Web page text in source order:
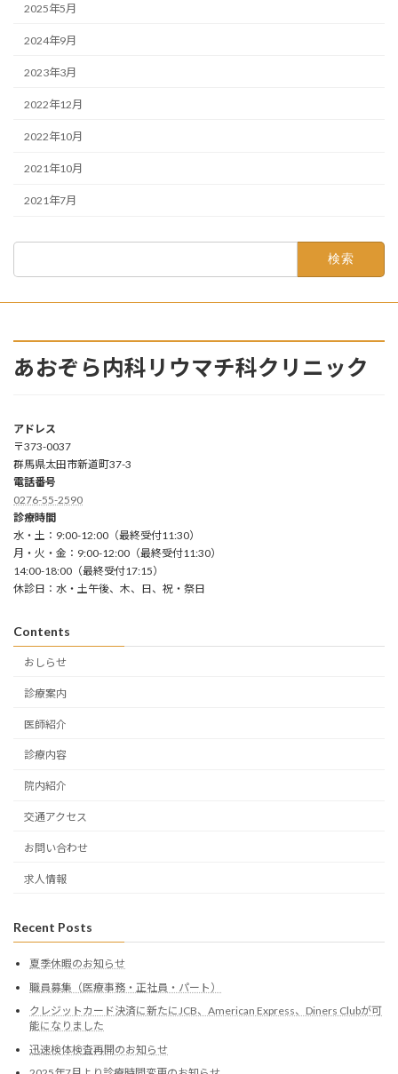
2025年5月
2024年9月
2023年3月
2022年12月
2022年10月
2021年10月
2021年7月
あおぞら内科リウマチ科クリニック
アドレス
〒373-0037
群馬県太田市新道町37-3
電話番号
0276-55-2590
診療時間
水・土：9:00-12:00（最終受付11:30）
月・火・金：9:00-12:00（最終受付11:30）
14:00-18:00（最終受付17:15）
休診日：水・土午後、木、日、祝・祭日
Contents
おしらせ
診療案内
医師紹介
診療内容
院内紹介
交通アクセス
お問い合わせ
求人情報
Recent Posts
夏季休暇のお知らせ
職員募集（医療事務・正社員・パート）
クレジットカード決済に新たにJCB、American Express、Diners Clubが可
能になりました
迅速検体検査再開のお知らせ